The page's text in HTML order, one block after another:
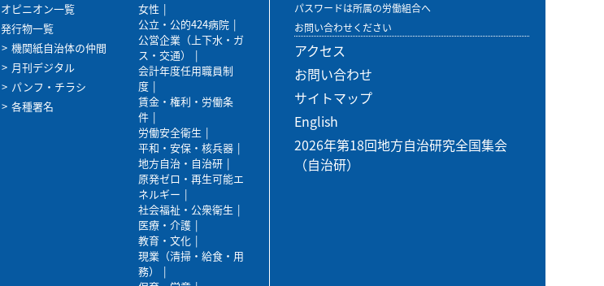
オピニオン一覧
発行物一覧
機関紙自治体の仲間
月刊デジタル
パンフ・チラシ
各種署名
女性
公立・公的424病院
公営企業（上下水・ガ
ス・交通）
会計年度任用職員制
度
賃金・権利・労働条
件
労働安全衛生
平和・安保・核兵器
地方自治・自治研
原発ゼロ・再生可能エ
ネルギー
社会福祉・公衆衛生
医療・介護
教育・文化
現業（清掃・給食・用
務）
パスワードは所属の労働組合へ
お問い合わせください
アクセス
お問い合わせ
サイトマップ
English
2026年第18回地方自治研究全国集会
（自治研）